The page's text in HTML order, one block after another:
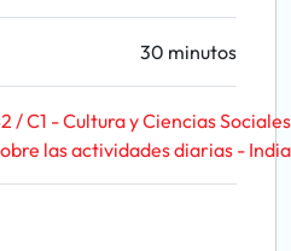
30 minutos
/ C1 - Cultura y Ciencias Sociales
las actividades diarias - India